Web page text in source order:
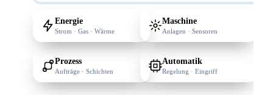
Energie
Strom · Gas · Wärme
Maschine
Anlagen · Sensoren
Prozess
Aufträge · Schichten
Automatik
Regelung · Eingriff